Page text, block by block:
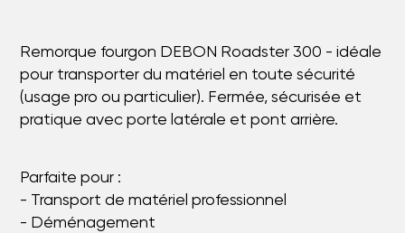
Remorque fourgon DEBON Roadster 300 - idéale
pour transporter du matériel en toute sécurité
(usage pro ou particulier). Fermée, sécurisée et
pratique avec porte latérale et pont arrière.
Parfaite pour :
- Transport de matériel professionnel
- Déménagement